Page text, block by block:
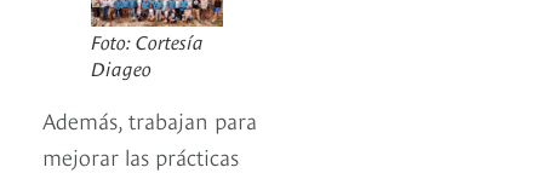
Foto: Cortesía
Diageo
Además, trabajan para
mejorar las prácticas